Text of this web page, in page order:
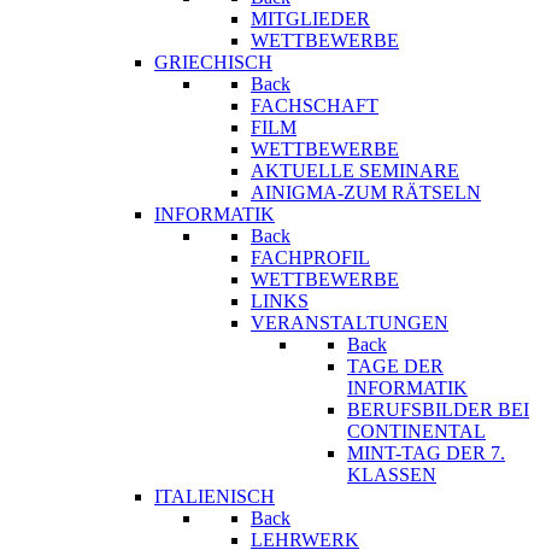
MITGLIEDER
WETTBEWERBE
GRIECHISCH
Back
FACHSCHAFT
FILM
WETTBEWERBE
AKTUELLE SEMINARE
AINIGMA-ZUM RÄTSELN
INFORMATIK
Back
FACHPROFIL
WETTBEWERBE
LINKS
VERANSTALTUNGEN
Back
TAGE DER
INFORMATIK
BERUFSBILDER BEI
CONTINENTAL
MINT-TAG DER 7.
KLASSEN
ITALIENISCH
Back
LEHRWERK